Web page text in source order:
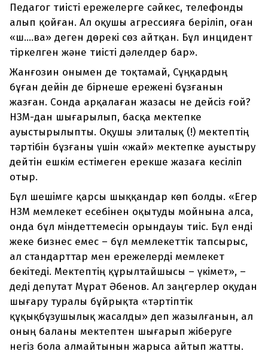
Педагог тиісті ережелерге сәйкес, телефонды
алып қойған. Ал оқушы агрессияға беріліп, оған
«ш....ва» деген дөрекі сөз айтқан. Бұл инцидент
тіркелген және тиісті дәлелдер бар».
Жанғозин онымен де тоқтамай, Сұңқардың
бұған дейін де бірнеше ережені бұзғанын
жазған. Сонда арқалаған жазасы не дейсіз ғой?
НЗМ-дан шығарылып, басқа мектепке
ауыстырылыпты. Оқушы элиталық (!) мектептің
тәртібін бұзғаны үшін «жай» мектепке ауыстыру
дейтін ешкім естімеген ерекше жазаға кесіліп
отыр.
Бұл шешімге қарсы шыққандар көп болды. «Егер
НЗМ мемлекет есебінен оқытуды мойнына алса,
онда бұл міндеттемесін орындауы тиіс. Бұл енді
жеке бизнес емес – бұл мемлекеттік тапсырыс,
ал стандарттар мен ережелерді мемлекет
бекітеді. Мектептің құрылтайшысы – үкімет», –
деді депутат Мұрат Әбенов. Ал заңгерлер оқудан
шығару туралы бұйрықта «тәртіптік
құқықбұзушылық жасалды» деп жазылғанын, ал
оның баланы мектептен шығарып жіберуге
негіз бола алмайтынын жарыса айтып жатты.